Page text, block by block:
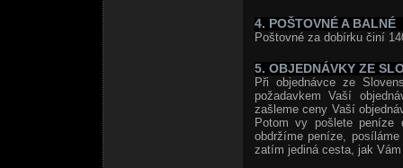
4. POŠTOVNÉ A BALNÉ
Poštovné za dobírku činí
5. OBJEDNÁVKY ZE
Při objednávce ze
požadavkem Vaší
zašleme ceny Vaší
Potom vy pošlete peníze
obdržíme peníze,
zatím jediná cesta, jak